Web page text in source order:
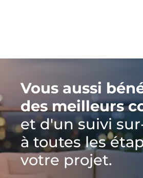
Vous aussi
des meilleurs
et d'un suivi
à toutes les
votre projet.